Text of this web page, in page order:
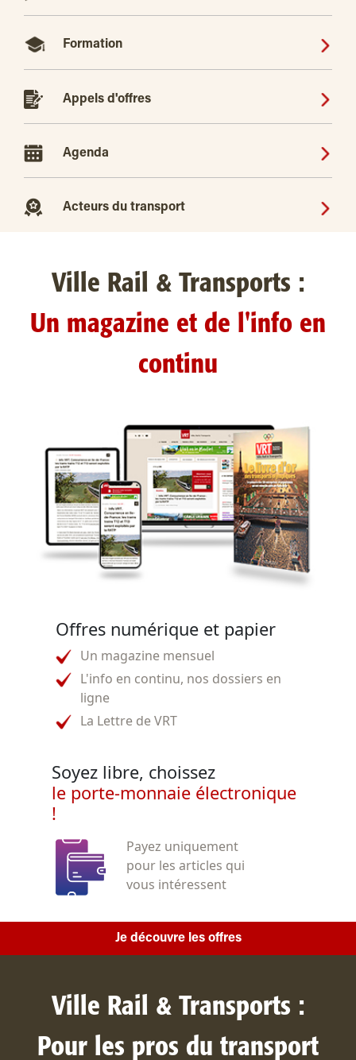
Formation
Appels d'offres
Agenda
Acteurs du transport
Ville Rail & Transports :
Un magazine et de l'info en
continu
Offres numérique et papier
Un magazine mensuel
L'info en continu, nos dossiers en
ligne
La Lettre de VRT
Soyez libre, choissez
le porte-monnaie électronique
!
Payez uniquement
pour les articles qui
vous intéressent
Je découvre les offres
Ville Rail & Transports :
Pour les pros du transport